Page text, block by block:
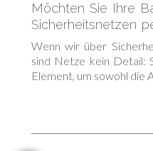
Möchten Sie Ihre
Sicherheitsnetzen
Entdecken Sie alle
Wenn wir über
sind Netze kein Detail:
Element, um sowohl die